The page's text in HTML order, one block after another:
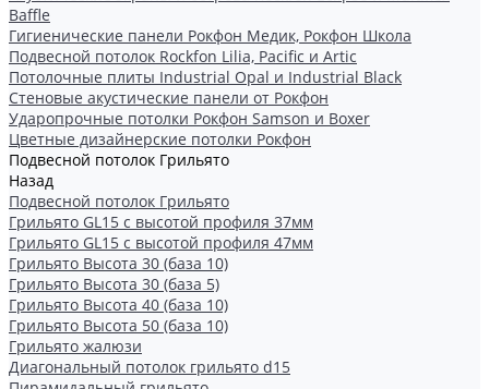
Baffle
Гигиенические панели Рокфон Медик, Рокфон Школа
Подвесной потолок Rockfon Lilia, Pacific и Artic
Потолочные плиты Industrial Opal и Industrial Black
Стеновые акустические панели от Рокфон
Ударопрочные потолки Рокфон Samson и Boxer
Цветные дизайнерские потолки Рокфон
Подвесной потолок Грильято
Назад
Подвесной потолок Грильято
Грильято GL15 с высотой профиля 37мм
Грильято GL15 с высотой профиля 47мм
Грильято Высота 30 (база 10)
Грильято Высота 30 (база 5)
Грильято Высота 40 (база 10)
Грильято Высота 50 (база 10)
Грильято жалюзи
Диагональный потолок грильято d15